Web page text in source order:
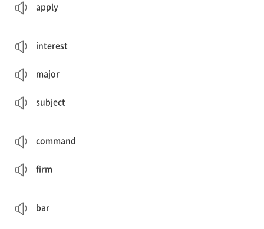
apply
interest
major
subject
command
firm
bar